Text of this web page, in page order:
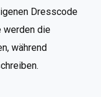
Dresscode
werden die
während